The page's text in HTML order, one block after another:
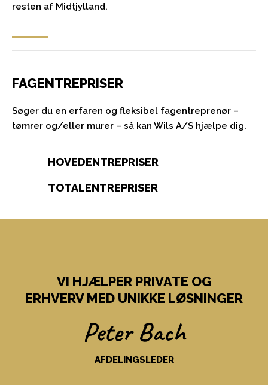
resten af Midtjylland.
FAGENTREPRISER
Søger du en erfaren og fleksibel fagentreprenør –
tømrer og/eller murer – så kan Wils A/S hjælpe dig.
HOVEDENTREPRISER
TOTALENTREPRISER
VI HJÆLPER PRIVATE OG
ERHVERV MED UNIKKE LØSNINGER
Peter Bach
AFDELINGSLEDER